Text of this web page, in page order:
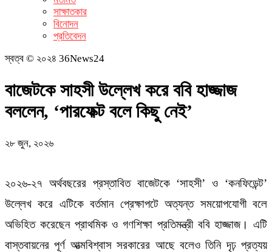
সাক্ষাতকার
বিনোদন
প্রতিবেদন
স্বত্ব © ২০২৪ 36News24
বাজেটকে সাহসী উল্লেখ করে ববি হাজ্জাজ
বললেন, ‘পারফেক্ট বলে কিছু নেই’
২৮ জুন, ২০২৬
২০২৬-২৭ অর্থবছরের প্রস্তাবিত বাজেটকে ‘সাহসী’ ও ‘কনফিডেন্ট’
উল্লেখ করে এটিকে বর্তমান প্রেক্ষাপটে অত্যন্ত সময়োপযোগী বলে
অভিহিত করেছেন প্রাথমিক ও গণশিক্ষা প্রতিমন্ত্রী ববি হাজ্জাজ। এটি
বাস্তবায়নের পূর্ণ আত্মবিশ্বাস সরকারের আছে বলেও তিনি দৃঢ় প্রত্যয়